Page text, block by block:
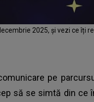
2025, și vezi ce îți
pe
să se simtă din ce